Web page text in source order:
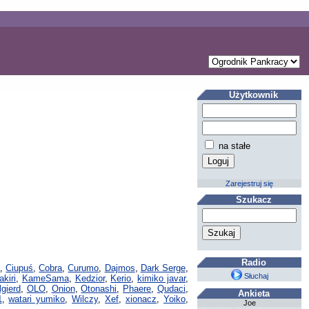
,Ciupuś,Cobra,Curumo, Dajmos, Dark Serge,
, KameSama, Kedzior, Kerio, kimiko javar,
, OLO, Onion,Otonashi, Phaere,Qudaci,
,watari yumiko,Wilczy,Xef,xionacz, Yoiko,
Użytkownik
na stałe
Zarejestruj się
Szukacz
Radio
Słuchaj
Ankieta
Joe